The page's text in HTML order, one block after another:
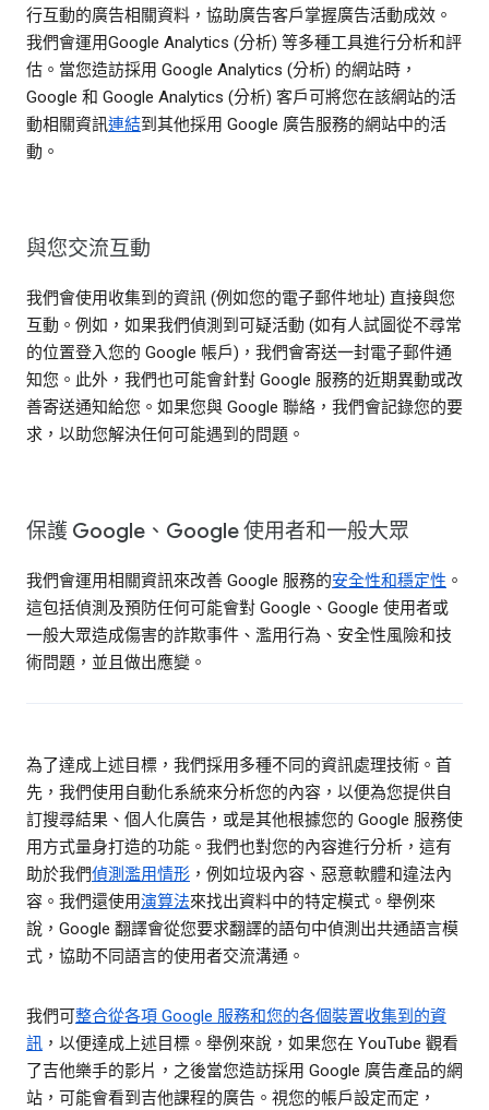
行互動的廣告相關資料，協助廣告客戶掌握廣告活動成效。
我們會運用Google Analytics (分析) 等多種工具進行分析和評
估。當您造訪採用 Google Analytics (分析) 的網站時，
Google 和 Google Analytics (分析) 客戶可將您在該網站的活
動相關資訊連結到其他採用 Google 廣告服務的網站中的活
動。
與您交流互動
我們會使用收集到的資訊 (例如您的電子郵件地址) 直接與您
互動。例如，如果我們偵測到可疑活動 (如有人試圖從不尋常
的位置登入您的 Google 帳戶)，我們會寄送一封電子郵件通
知您。此外，我們也可能會針對 Google 服務的近期異動或改
善寄送通知給您。如果您與 Google 聯絡，我們會記錄您的要
求，以助您解決任何可能遇到的問題。
保護 Google、Google 使用者和一般大眾
我們會運用相關資訊來改善 Google 服務的安全性和穩定性 。
這包括偵測及預防任何可能會對 Google、Google 使用者或
一般大眾造成傷害的詐欺事件、濫用行為、安全性風險和技
術問題，並且做出應變。
為了達成上述目標，我們採用多種不同的資訊處理技術。首
先，我們使用自動化系統來分析您的內容，以便為您提供自
訂搜尋結果、個人化廣告，或是其他根據您的 Google 服務使
用方式量身打造的功能。我們也對您的內容進行分析，這有
助於我們偵測濫用情形 ，例如垃圾內容、惡意軟體和違法內
容。我們還使用演算法來找出資料中的特定模式。舉例來
說，Google 翻譯會從您要求翻譯的語句中偵測出共通語言模
式，協助不同語言的使用者交流溝通。
我們可整合從各項 Google 服務和您的各個裝置收集到的資
訊 ，以便達成上述目標。舉例來說，如果您在 YouTube 觀看
了吉他樂手的影片，之後當您造訪採用 Google 廣告產品的網
站，可能會看到吉他課程的廣告。視您的帳戶設定而定，